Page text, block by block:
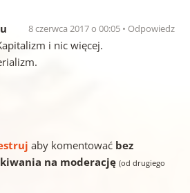
8 czerwca 2017 o 00:05 Odpowiedz
i nic więcej.
aby komentować bez
na moderację (od drugiego